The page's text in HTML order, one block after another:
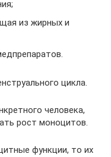
из жирных и
цикла.
человека,
рост моноцитов.
функции, то их